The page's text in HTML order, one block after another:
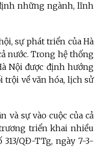
những ngành, lĩnh
sự phát triển của Hà
nước. Trong hệ thống
Nội được định hướng
về văn hóa, lịch sử
và sự vào cuộc của cả
triển khai nhiều
QĐ-TTg, ngày 7-3-